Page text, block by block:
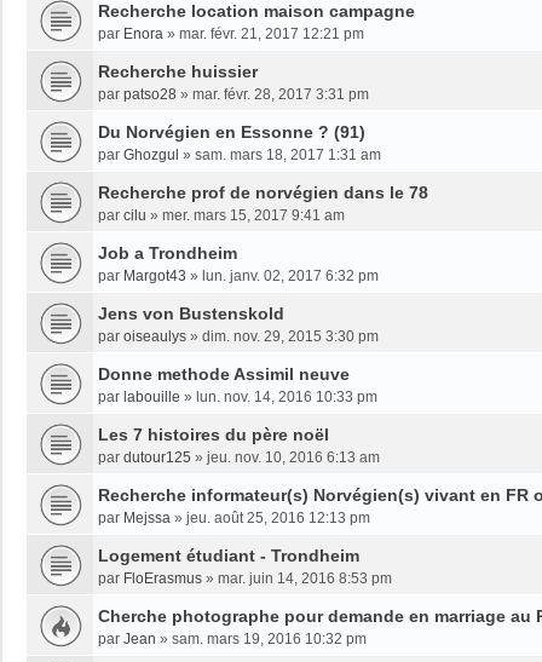
Recherche location maison campagne
par Enora » mar. févr. 21, 2017 12:21 pm
Recherche huissier
par patso28 » mar. févr. 28, 2017 3:31 pm
Du Norvégien en Essonne ? (91)
par Ghozgul » sam. mars 18, 2017 1:31 am
Recherche prof de norvégien dans le 78
par cilu » mer. mars 15, 2017 9:41 am
Job a Trondheim
par Margot43 » lun. janv. 02, 2017 6:32 pm
Jens von Bustenskold
par oiseaulys » dim. nov. 29, 2015 3:30 pm
Donne methode Assimil neuve
par labouille » lun. nov. 14, 2016 10:33 pm
Les 7 histoires du père noël
par dutour125 » jeu. nov. 10, 2016 6:13 am
Recherche informateur(s) Norvégien(s) vivant en FR
par Mejssa » jeu. août 25, 2016 12:13 pm
Logement étudiant - Trondheim
par FloErasmus » mar. juin 14, 2016 8:53 pm
Cherche photographe pour demande en marriage au
par Jean » sam. mars 19, 2016 10:32 pm